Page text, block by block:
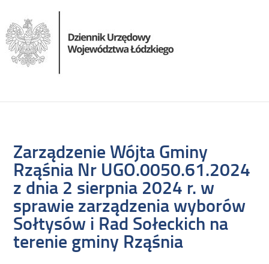
Zarządzenie Wójta Gminy
Rząśnia Nr UGO.0050.61.2024
z dnia 2 sierpnia 2024 r. w
sprawie zarządzenia wyborów
Sołtysów i Rad Sołeckich na
terenie gminy Rząśnia